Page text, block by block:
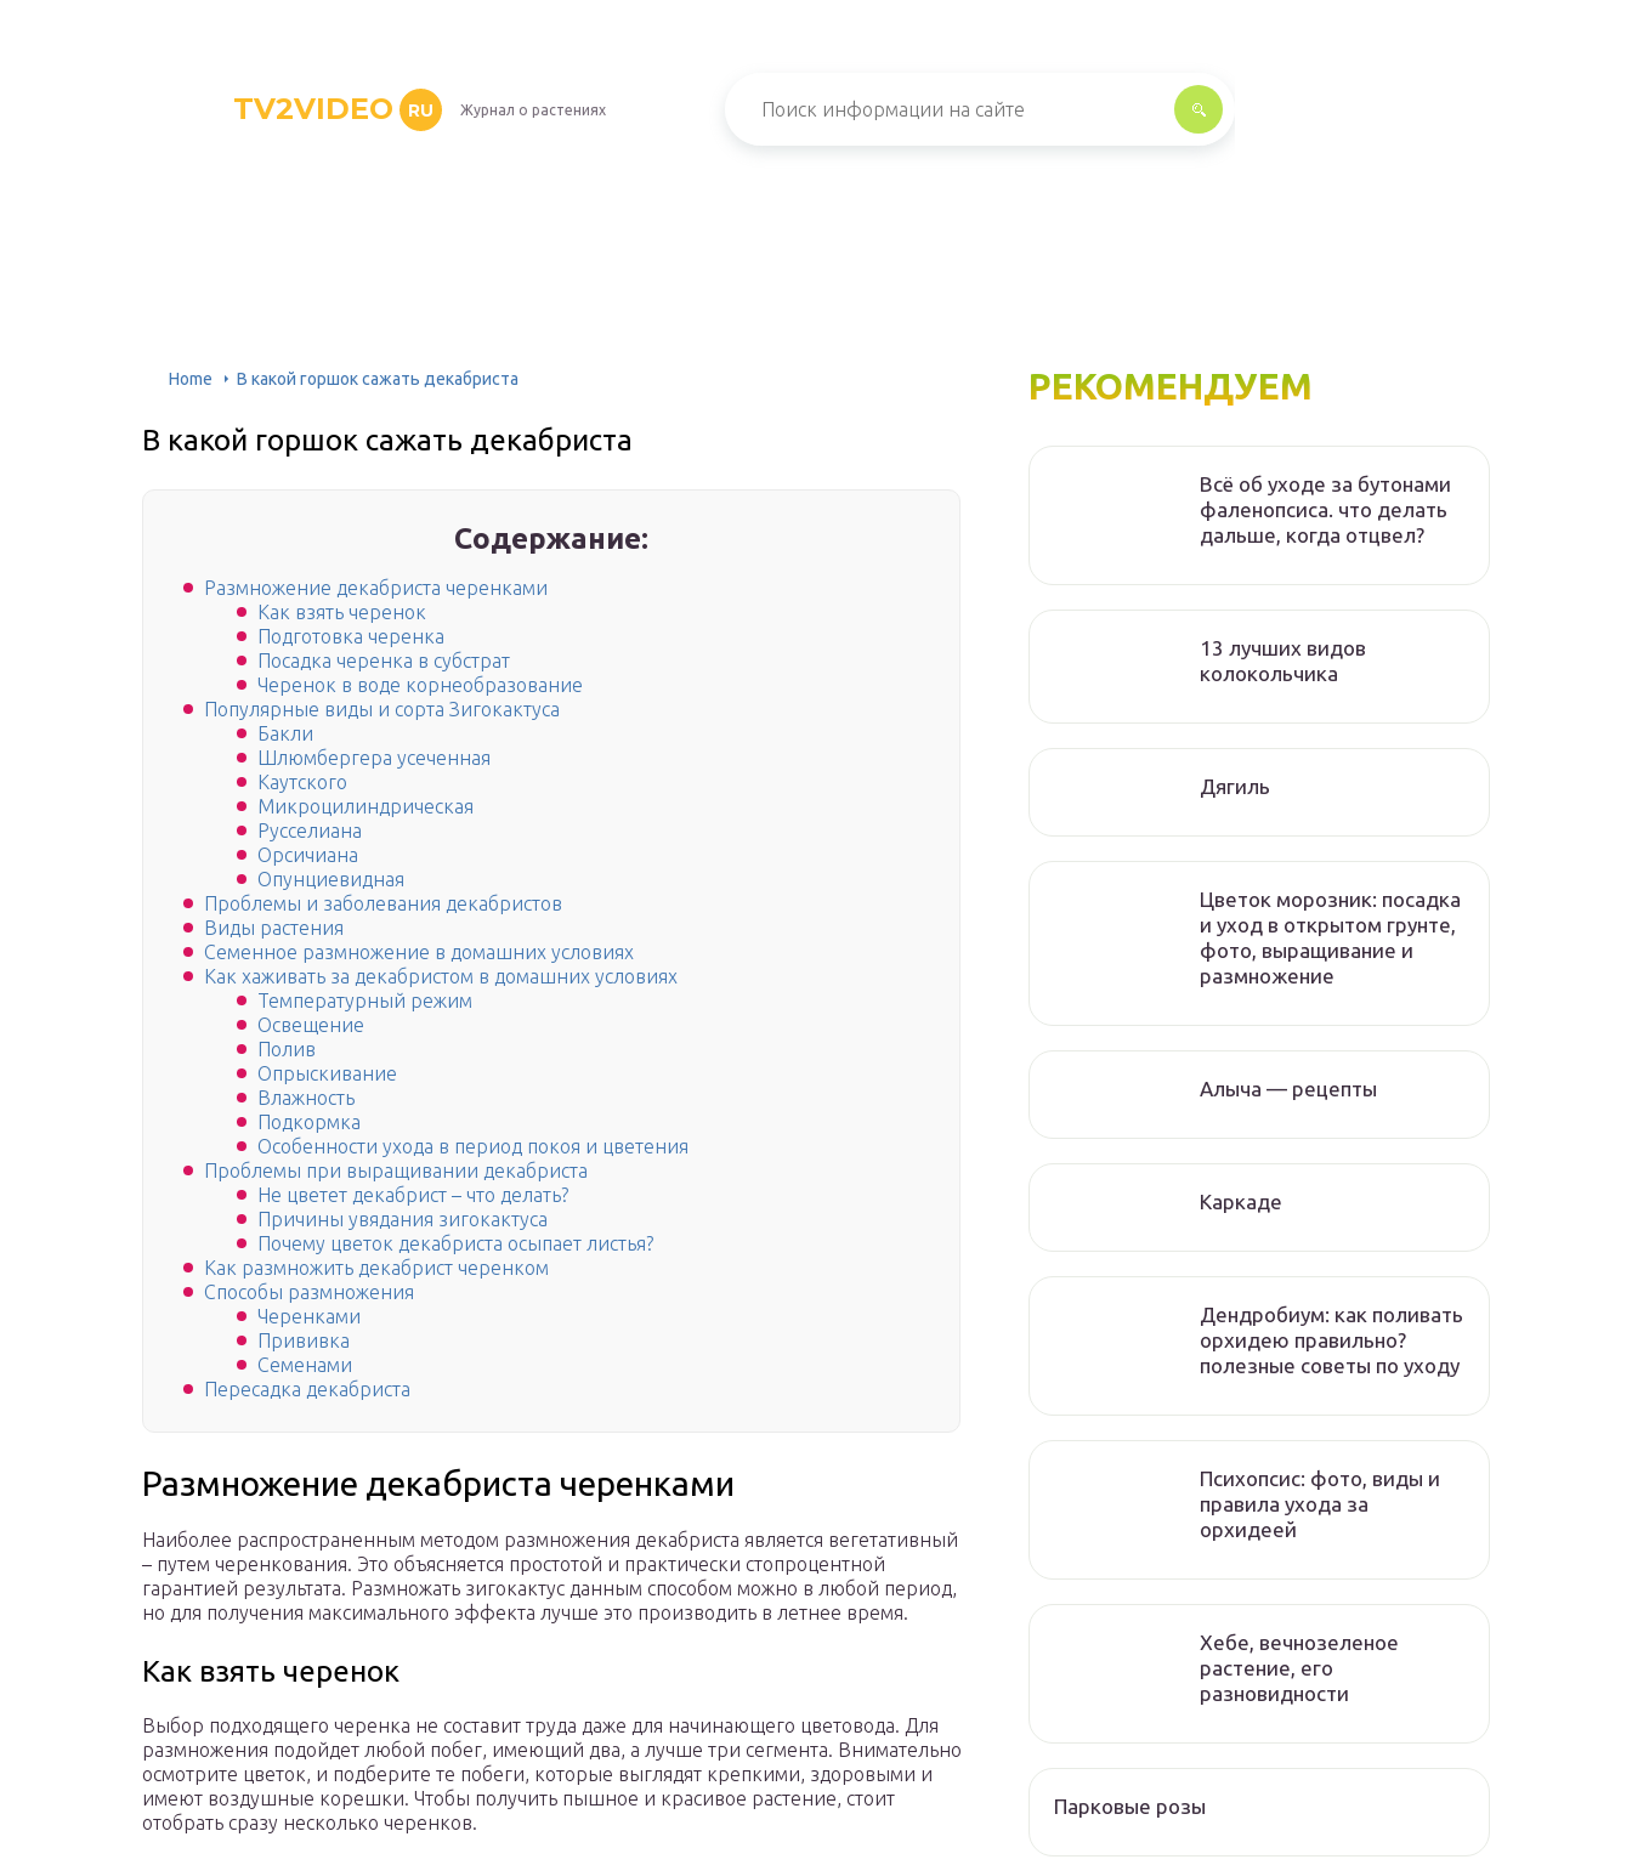
TV2VIDEO RU Журнал о растениях
Home В какой горшок сажать декабриста
В какой горшок сажать декабриста
Содержание:
Размножение декабриста черенками
Как взять черенок
Подготовка черенка
Посадка черенка в субстрат
Черенок в воде корнеобразование
Популярные виды и сорта Зигокактуса
Бакли
Шлюмбергера усеченная
Каутского
Микроцилиндрическая
Русселиана
Oрсичиана
Опунциевидная
Проблемы и заболевания декабристов
Виды растения
Семенное размножение в домашних условиях
Как хаживать за декабристом в домашних условиях
Температурный режим
Освещение
Полив
Опрыскивание
Влажность
Подкормка
Особенности ухода в период покоя и цветения
Проблемы при выращивании декабриста
Не цветет декабрист – что делать?
Причины увядания зигокактуса
Почему цветок декабриста осыпает листья?
Как размножить декабрист черенком
Способы размножения
Черенками
Прививка
Семенами
Пересадка декабриста
Размножение декабриста черенками
Наиболее распространенным методом размножения декабриста является вегетативный
– путем черенкования. Это объясняется простотой и практически стопроцентной
гарантией результата. Размножать зигокактус данным способом можно в любой период,
но для получения максимального эффекта лучше это производить в летнее время.
Как взять черенок
Выбор подходящего черенка не составит труда даже для начинающего цветовода. Для
размножения подойдет любой побег, имеющий два, а лучше три сегмента. Внимательно
осмотрите цветок, и подберите те побеги, которые выглядят крепкими, здоровыми и
имеют воздушные корешки. Чтобы получить пышное и красивое растение, стоит
отобрать сразу несколько черенков.
РЕКОМЕНДУЕМ
Всё об уходе за бутонами
фаленопсиса. что делать
дальше, когда отцвел?
13 лучших видов
колокольчика
Дягиль
Цветок морозник: посадка
и уход в открытом грунте,
фото, выращивание и
размножение
Алыча — рецепты
Каркаде
Дендробиум: как поливать
орхидею правильно?
полезные советы по уходу
Психопсис: фото, виды и
правила ухода за
орхидеей
Хебе, вечнозеленое
растение, его
разновидности
Парковые розы